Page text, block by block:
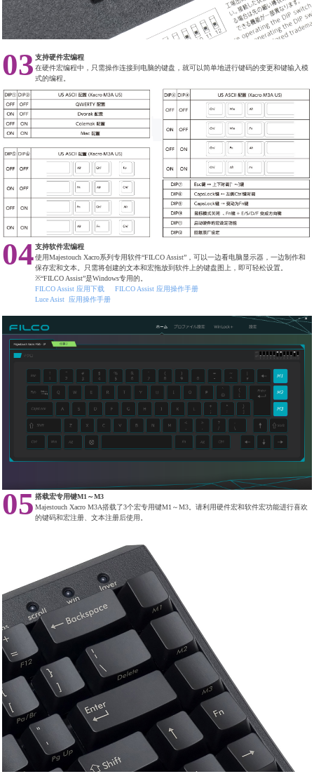
03 支持硬件宏编程
在硬件宏编程中，只需操作连接到电脑的键盘，就可以简单地进行键码的变更和键输入模
式的编程。
04支持软件宏编程
使用Majestouch Xacro系列专用软件“FILCO Assist”，可以一边看电脑显示器，一边制作和
保存宏和文本。只需将创建的文本和宏拖放到软件上的键盘图上，即可轻松设置。
※“FILCO Assist”是Windows专用的。
FILCO Assist 应用下载
FILCO Assist 应用操作手册
Luce Asist 应用操作手册
05 搭载宏专用键M1～M3
Majestouch Xacro M3A搭载了3个宏专用键M1～M3。请利用硬件宏和软件宏功能进行喜欢
的键码和宏注册、文本注册后使用。